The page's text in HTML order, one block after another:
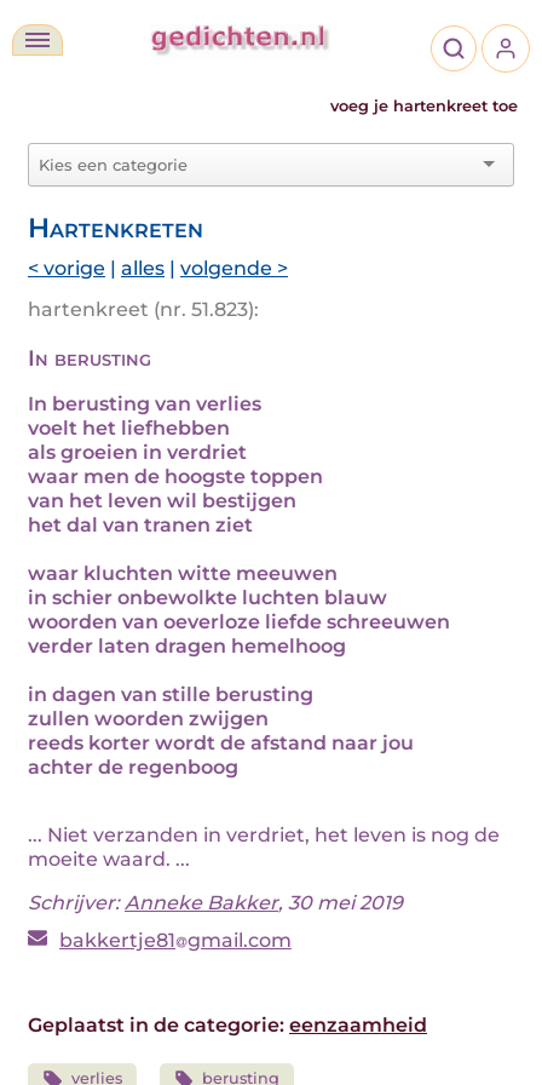
voeg je hartenkreet toe
Hartenkreten
< vorige | alles | volgende >
hartenkreet (nr. 51.823):
In berusting
In berusting van verlies
voelt het liefhebben
als groeien in verdriet
waar men de hoogste toppen
van het leven wil bestijgen
het dal van tranen ziet
waar kluchten witte meeuwen
in schier onbewolkte luchten blauw
woorden van oeverloze liefde schreeuwen
verder laten dragen hemelhoog
in dagen van stille berusting
zullen woorden zwijgen
reeds korter wordt de afstand naar jou
achter de regenboog
... Niet verzanden in verdriet, het leven is nog de
moeite waard. ...
Schrijver:Anneke Bakker, 30 mei 2019
bakkertje81 gmail.com
Geplaatst in de categorie: eenzaamheid
verlies berusting